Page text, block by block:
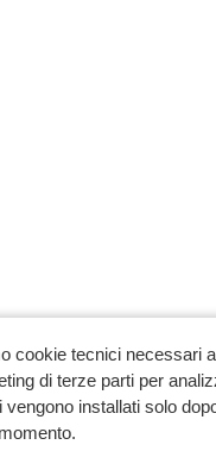
cookie tecnici necessari
di terze parti per
vengono installati solo